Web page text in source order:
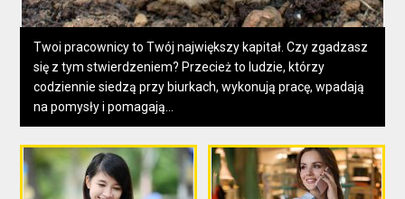
Twoi pracownicy to Twój największy kapitał. Czy zgadzasz
się z tym stwierdzeniem? Przecież to ludzie, którzy
codziennie siedzą przy biurkach, wykonują pracę, wpadają
na pomysły i pomagają...